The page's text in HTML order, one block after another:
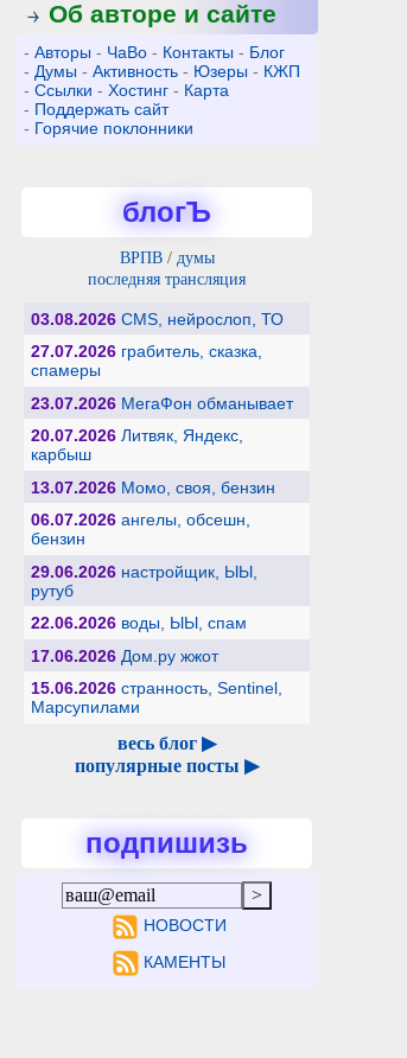
Об авторе и сайте
-Авторы - ЧаВо - Контакты - Блог
- Думы -Активность - Юзеры - КЖП
-Ссылки -Хостинг - Карта
- Поддержать сайт
- Горячие поклонники
блогЪ
ВРПВ/ думы
последняя трансляция
03.08.2026 CMS, нейрослоп, ТО
27.07.2026 грабитель, сказка,
спамеры
23.07.2026 МегаФон обманывает
20.07.2026 Литвяк, Яндекс,
карбыш
13.07.2026 Момо, своя, бензин
06.07.2026 ангелы, обсешн,
бензин
29.06.2026 настройщик, ЫЫ,
рутуб
22.06.2026 воды, ЫЫ, спам
17.06.2026 Дом.ру жжот
15.06.2026 странность, Sentinel,
Марсупилами
весь блог ▶
популярные посты ▶
подпишизь
НОВОСТИ
КАМЕНТЫ